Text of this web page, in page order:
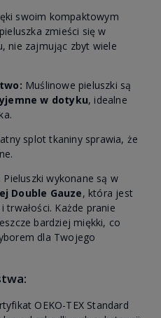
swoim kompaktowym
zmieści się w
nie zajmując zbyt wiele
Muślinowe pieluszki są
w dotyku, idealne
splot tkaniny sprawia, że
Pieluszki wykonane są w
Double Gauze, która jest
Każde pranie
bardziej miękki, co
dla Twojego
OEKO-TEX Standard